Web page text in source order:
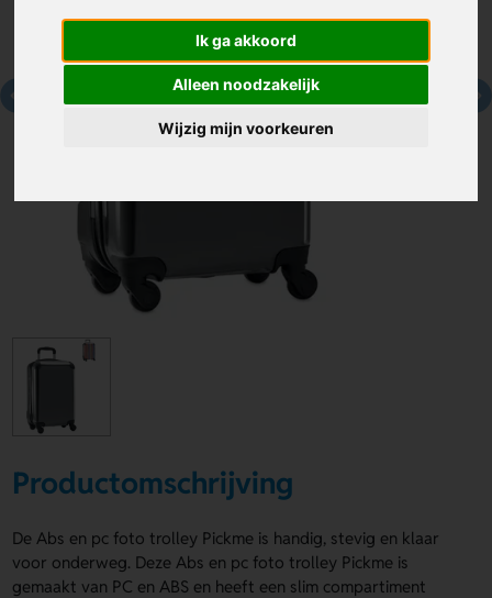
Ik ga akkoord
Alleen noodzakelijk
Wijzig mijn voorkeuren
Productomschrijving
De Abs en pc foto trolley Pickme is handig, stevig en klaar
voor onderweg. Deze Abs en pc foto trolley Pickme is
gemaakt van PC en ABS en heeft een slim compartiment